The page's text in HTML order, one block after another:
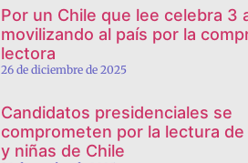
Por un Chile que lee celebra 3
movilizando al país por la
lectora
26 de diciembre de 2025
Candidatos presidenciales se
comprometen por la lectura de
y niñas de Chile